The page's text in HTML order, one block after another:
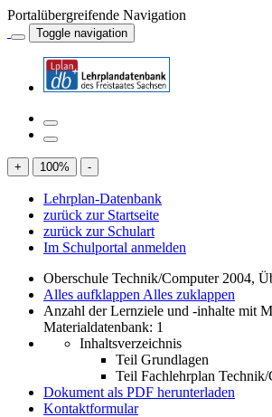
Portalübergreifende Navigation
Toggle navigation
+ 100% -
Lehrplan-Datenbank
zurück zur Startseite
zurück zur Schulart
Im Schulportal anmelden
Oberschule Technik/Computer 2004,
Alles aufklappen Alles zuklappen
Anzahl der Lernziele und -inhalte mit
Materialdatenbank: 1
Inhaltsverzeichnis
Teil Grundlagen
Teil Fachlehrplan Technik/
Dokument als PDF herunterladen
Kontaktformular